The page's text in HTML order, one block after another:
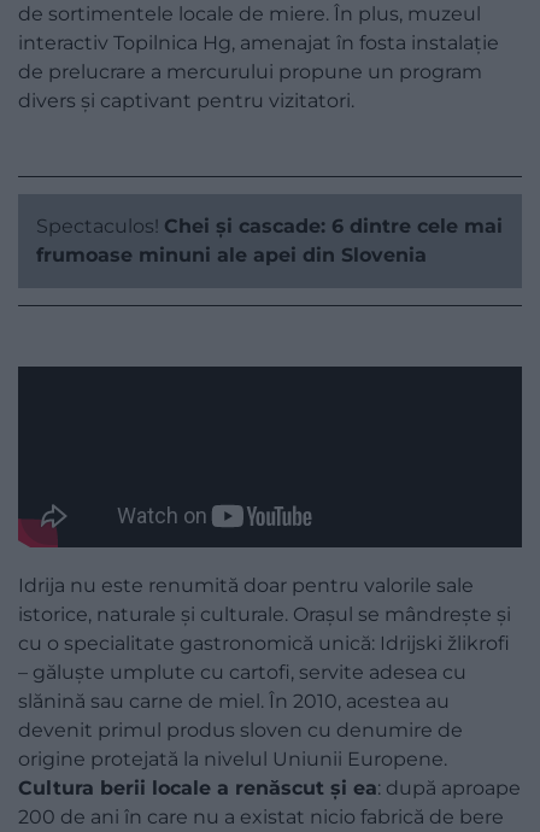
de sortimentele locale de miere. În plus, muzeul
interactiv Topilnica Hg, amenajat în fosta instalație
de prelucrare a mercurului propune un program
divers și captivant pentru vizitatori.
Spectaculos! Chei și cascade: 6 dintre cele mai
frumoase minuni ale apei din Slovenia
Idrija nu este renumită doar pentru valorile sale
istorice, naturale și culturale. Orașul se mândrește și
cu o specialitate gastronomică unică: Idrijski žlikrofi
– găluște umplute cu cartofi, servite adesea cu
slănină sau carne de miel. În 2010, acestea au
devenit primul produs sloven cu denumire de
origine protejată la nivelul Uniunii Europene.
Cultura berii locale a renăscut și ea: după aproape
200 de ani în care nu a existat nicio fabrică de bere